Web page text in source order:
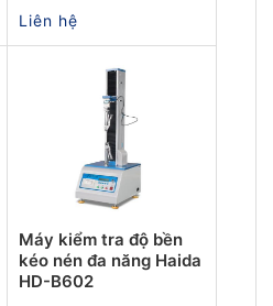
Liên hệ
Máy kiểm tra độ bền
kéo nén đa năng Haida
HD-B602